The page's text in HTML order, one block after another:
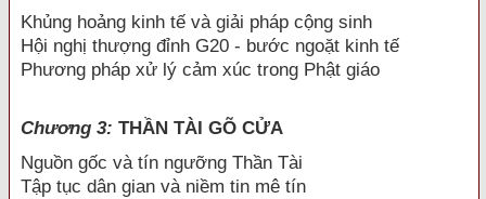
Khủng hoảng kinh tế và giải pháp cộng sinh
Hội nghị thượng đỉnh G20 - bước ngoặt kinh tế
Phương pháp xử lý cảm xúc trong Phật giáo
Chương 3: THẦN TÀI GÕ CỬA
Nguồn gốc và tín ngưỡng Thần Tài
Tập tục dân gian và niềm tin mê tín